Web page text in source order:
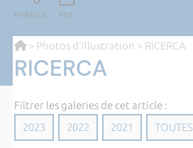
PARTAGE PDF
> Photos d'illustration > RICERCA
RICERCA
Filtrer les galeries de cet article :
2023
2022 2021 TOUTES